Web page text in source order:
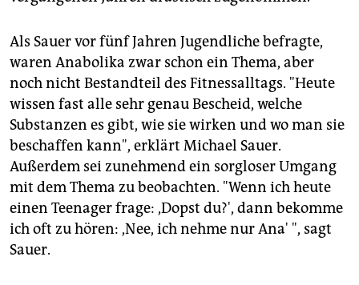
Als Sauer vor fünf Jahren Jugendliche befragte,
waren Anabolika zwar schon ein Thema, aber
noch nicht Bestandteil des Fitnessalltags. "Heute
wissen fast alle sehr genau Bescheid, welche
Substanzen es gibt, wie sie wirken und wo man sie
beschaffen kann", erklärt Michael Sauer.
Außerdem sei zunehmend ein sorgloser Umgang
mit dem Thema zu beobachten. "Wenn ich heute
einen Teenager frage: ,Dopst du?', dann bekomme
ich oft zu hören: ,Nee, ich nehme nur Ana' ", sagt
Sauer.